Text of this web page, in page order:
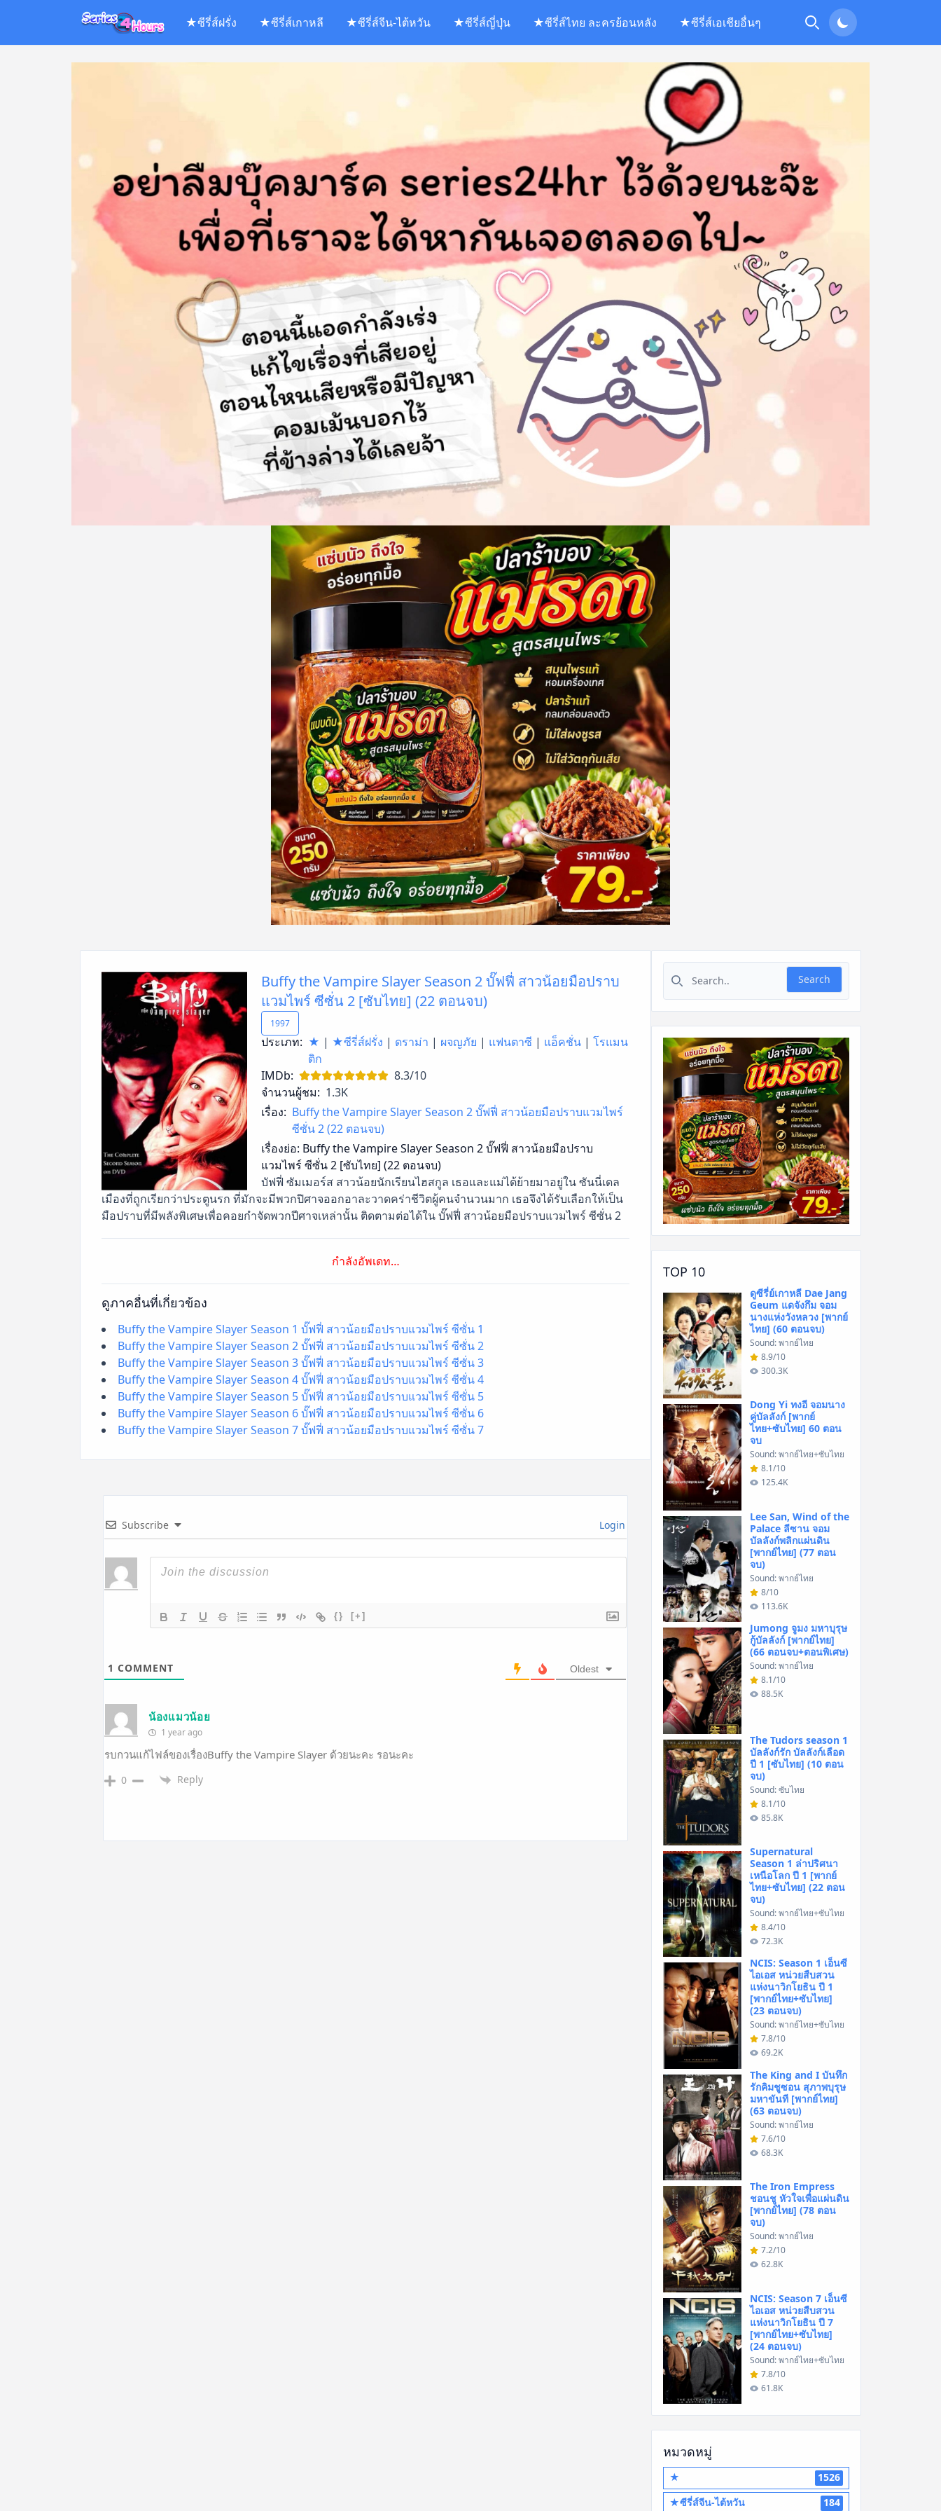
content
Search
★ซีรี่ส์ฝรั่ง ★ซีรี่ส์เกาหลี ★ซีรี่ส์จีน-ไต้หวัน ★ซีรี่ส์ญี่ปุ่น ★ซีรี่ส์ไทย ละครย้อนหลัง ★ซีรี่ส์เอเชียอื่นๆ
Buffy the Vampire Slayer Season 2 บั๊ฟฟี่ สาวน้อยมือปราบ
แวมไพร์ ซีซั่น 2 [ซับไทย] (22 ตอนจบ)
1997
ประเภท: ★ | ★ซีรี่ส์ฝรั่ง | ดราม่า | ผจญภัย | แฟนตาซี | แอ็คชั่น | โรแมน
ติก
IMDb:
8.3/10
จำนวนผู้ชม: 1.3K
เรื่อง: Buffy the Vampire Slayer Season 2 บั๊ฟฟี่ สาวน้อยมือปราบแวมไพร์
ซีซั่น 2 (22 ตอนจบ)
เรื่องย่อ: Buffy the Vampire Slayer Season 2 บั๊ฟฟี่ สาวน้อยมือปราบ
แวมไพร์ ซีซั่น 2 [ซับไทย] (22 ตอนจบ)
บัฟฟี่ ซัมเมอร์ส สาวน้อยนักเรียนไฮสกูล เธอและแม่ได้ย้ายมาอยู่ใน ซันนี่เดล
เมืองที่ถูกเรียกว่าประตูนรก ที่มักจะมีพวกปิศาจออกอาละวาดคร่าชีวิตผู้คนจำนวนมาก เธอจึงได้รับเลือกให้เป็น
มือปราบที่มีพลังพิเศษเพื่อคอยกำจัดพวกปีศาจเหล่านั้น ติดตามต่อได้ใน บั๊ฟฟี่ สาวน้อยมือปราบแวมไพร์ ซีซั่น 2
กำลังอัพเดท…
ดูภาคอื่นที่เกี่ยวข้อง
Buffy the Vampire Slayer Season 1 บั๊ฟฟี่ สาวน้อยมือปราบแวมไพร์ ซีซั่น 1
Buffy the Vampire Slayer Season 2 บั๊ฟฟี่ สาวน้อยมือปราบแวมไพร์ ซีซั่น 2
Buffy the Vampire Slayer Season 3 บั๊ฟฟี่ สาวน้อยมือปราบแวมไพร์ ซีซั่น 3
Buffy the Vampire Slayer Season 4 บั๊ฟฟี่ สาวน้อยมือปราบแวมไพร์ ซีซั่น 4
Buffy the Vampire Slayer Season 5 บั๊ฟฟี่ สาวน้อยมือปราบแวมไพร์ ซีซั่น 5
Buffy the Vampire Slayer Season 6 บั๊ฟฟี่ สาวน้อยมือปราบแวมไพร์ ซีซั่น 6
Buffy the Vampire Slayer Season 7 บั๊ฟฟี่ สาวน้อยมือปราบแวมไพร์ ซีซั่น 7
Subscribe Login
{} [+]
1 COMMENT Oldest
น้องแมวน้อย
1 year ago
รบกวนแก้ไฟล์ของเรื่องBuffy the Vampire Slayer ด้วยนะคะ รอนะคะ
0 Reply
Search for:
Search
TOP 10
ดูซีรี่ย์เกาหลี Dae Jang
Geum แดจังกึม จอม
นางแห่งวังหลวง [พากย์
ไทย] (60 ตอนจบ)
Sound: พากย์ไทย
8.9/10
300.3K
Dong Yi ทงอี จอมนาง
คู่บัลลังก์ [พากย์
ไทย+ซับไทย] 60 ตอน
จบ
Sound: พากย์ไทย+ซับไทย
8.1/10
125.4K
Lee San, Wind of the
Palace ลีซาน จอม
บัลลังก์พลิกแผ่นดิน
[พากย์ไทย] (77 ตอน
จบ)
Sound: พากย์ไทย
8/10
113.6K
Jumong จูมง มหาบุรุษ
กู้บัลลังก์ [พากย์ไทย]
(66 ตอนจบ+ตอนพิเศษ)
Sound: พากย์ไทย
8.1/10
88.5K
The Tudors season 1
บัลลังก์รัก บัลลังก์เลือด
ปี 1 [ซับไทย] (10 ตอน
จบ)
Sound: ซับไทย
8.1/10
85.8K
Supernatural
Season 1 ล่าปริศนา
เหนือโลก ปี 1 [พากย์
ไทย+ซับไทย] (22 ตอน
จบ)
Sound: พากย์ไทย+ซับไทย
8.4/10
72.3K
NCIS: Season 1 เอ็นซี
ไอเอส หน่วยสืบสวน
แห่งนาวิกโยธิน ปี 1
[พากย์ไทย+ซับไทย]
(23 ตอนจบ)
Sound: พากย์ไทย+ซับไทย
7.8/10
69.2K
The King and I บันทึก
รักคิมชูซอน สุภาพบุรุษ
มหาขันที [พากย์ไทย]
(63 ตอนจบ)
Sound: พากย์ไทย
7.6/10
68.3K
The Iron Empress
ชอนชู หัวใจเพื่อแผ่นดิน
[พากย์ไทย] (78 ตอน
จบ)
Sound: พากย์ไทย
7.2/10
62.8K
NCIS: Season 7 เอ็นซี
ไอเอส หน่วยสืบสวน
แห่งนาวิกโยธิน ปี 7
[พากย์ไทย+ซับไทย]
(24 ตอนจบ)
Sound: พากย์ไทย+ซับไทย
7.8/10
61.8K
หมวดหมู่
★
1526
★ซีรี่ส์จีน-ไต้หวัน
184